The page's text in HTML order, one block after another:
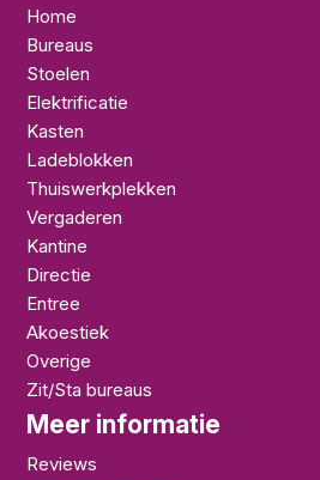
Home
Bureaus
Stoelen
Elektrificatie
Kasten
Ladeblokken
Thuiswerkplekken
Vergaderen
Kantine
Directie
Entree
Akoestiek
Overige
Zit/Sta bureaus
Meer informatie
Reviews